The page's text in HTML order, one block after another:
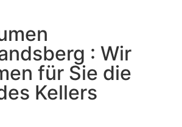
: Wir
für Sie die
Kellers